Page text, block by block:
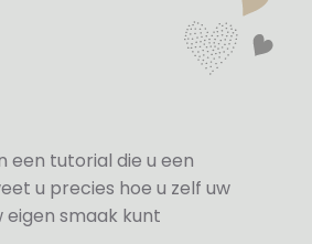
een tutorial die u een
u precies hoe u zelf uw
smaak kunt